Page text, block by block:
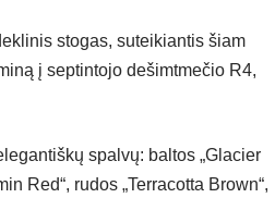
stogas, suteikiantis šiam
į septintojo dešimtmečio R4,
spalvų: baltos „Glacier
Red“, rudos „Terracotta Brown“,